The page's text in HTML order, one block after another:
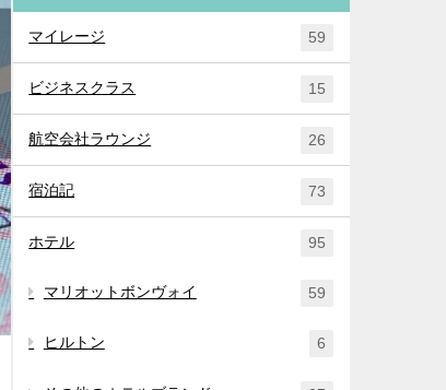
マイレージ 59
ビジネスクラス 15
航空会社ラウンジ 26
宿泊記 73
ホテル 95
マリオットボンヴォイ 59
ヒルトン 6